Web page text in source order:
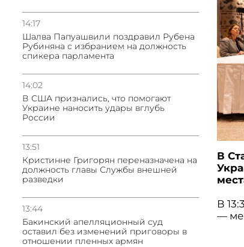
14:17
Шалва Папуашвили поздравил Рубена
Рубиняна с избранием на должность
спикера парламента
14:02
В США признались, что помогают
Украине наносить удары вглубь
России
13:51
Кристинне Григорян переназначена на
должность главы Службы внешней
разведки
13:44
Бакинский апелляционный суд
оставил без изменений приговоры в
отношении пленных армян
В
В
—